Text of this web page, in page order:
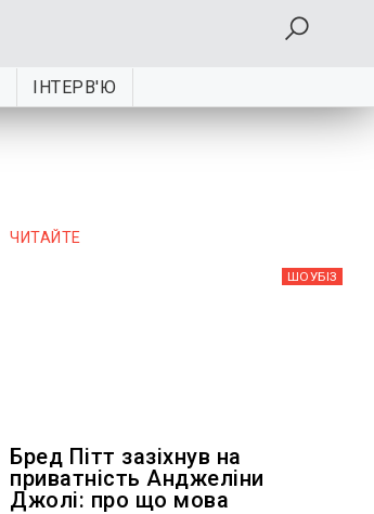
ІНТЕРВ'Ю
ЧИТАЙТЕ
ШОУБIЗ
Бред Пітт зазіхнув на
приватність Анджеліни
Джолі: про що мова